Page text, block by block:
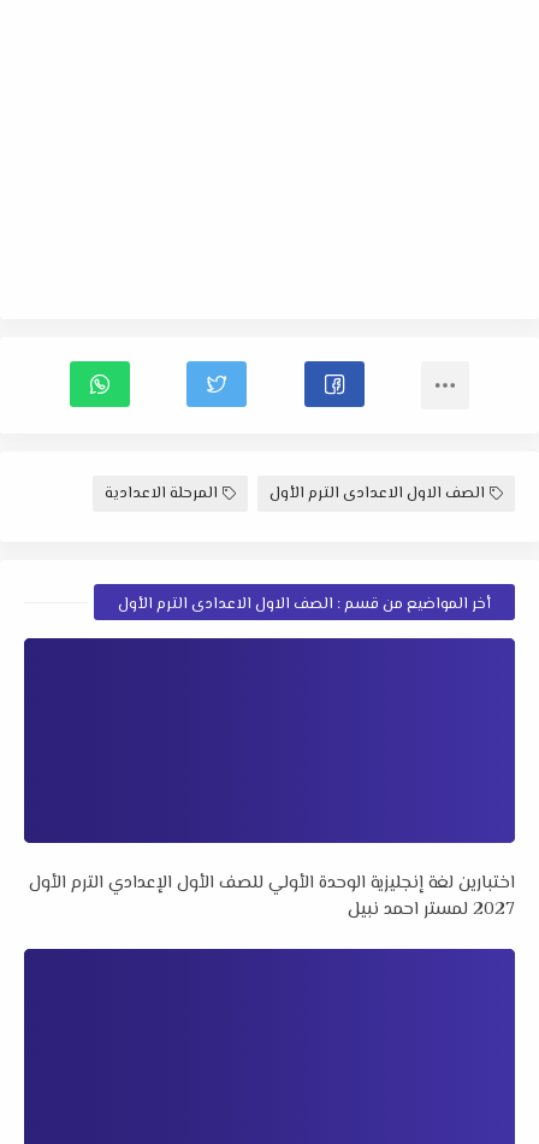
الصف الاول الاعدادى الترم الأول المرحلة الاعدادية
أخر المواضيع من قسم : الصف الاول الاعدادى الترم الأول
اختبارين لغة إنجليزية الوحدة الأولي للصف الأول الإعدادي الترم الأول
2027 لمستر احمد نبيل